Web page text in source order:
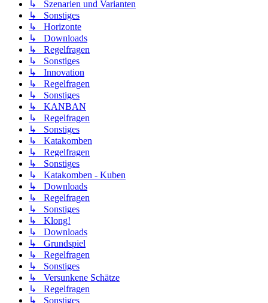
↳ Szenarien und Varianten
↳ Sonstiges
↳ Horizonte
↳ Downloads
↳ Regelfragen
↳ Sonstiges
↳ Innovation
↳ Regelfragen
↳ Sonstiges
↳ KANBAN
↳ Regelfragen
↳ Sonstiges
↳ Katakomben
↳ Regelfragen
↳ Sonstiges
↳ Katakomben - Kuben
↳ Downloads
↳ Regelfragen
↳ Sonstiges
↳ Klong!
↳ Downloads
↳ Grundspiel
↳ Regelfragen
↳ Sonstiges
↳ Versunkene Schätze
↳ Regelfragen
↳ Sonstiges